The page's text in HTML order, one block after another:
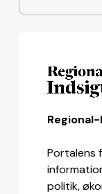
Portalens
politik,